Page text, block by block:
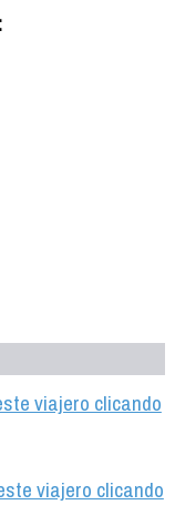
viajero clicando
viajero clicando